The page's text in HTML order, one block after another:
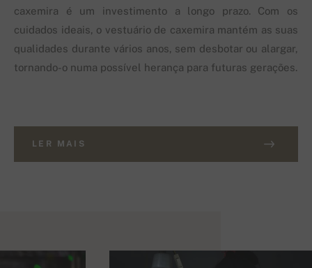
caxemira é um investimento a longo prazo. Com os
cuidados ideais, o vestuário de caxemira mantém as suas
qualidades durante vários anos, sem desbotar ou alargar,
tornando-o numa possível herança para futuras gerações.
LER MAIS